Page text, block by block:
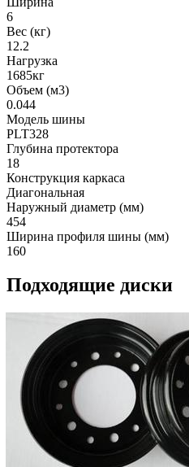
6
Вес (кг)
12.2
Нагрузка
1685кг
Объем (м3)
0.044
Модель шины
PLT328
Глубина протектора
18
Конструкция каркаса
Диагональная
Наружный диаметр (мм)
454
Ширина профиля шины (мм)
160
Подходящие диски